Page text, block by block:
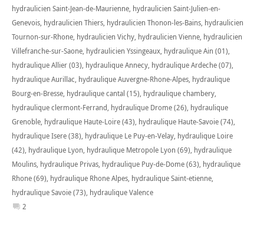
hydraulicien Saint-Jean-de-Maurienne, hydraulicien Saint-Julien-en-
Genevois, hydraulicien Thiers, hydraulicien Thonon-les-Bains, hydraulicien
Tournon-sur-Rhone, hydraulicien Vichy, hydraulicien Vienne, hydraulicien
Villefranche-sur-Saone, hydraulicien Yssingeaux, hydraulique Ain (01),
hydraulique Allier (03), hydraulique Annecy, hydraulique Ardeche (07),
hydraulique Aurillac, hydraulique Auvergne-Rhone-Alpes, hydraulique
Bourg-en-Bresse, hydraulique cantal (15), hydraulique chambery,
hydraulique clermont-Ferrand, hydraulique Drome (26), hydraulique
Grenoble, hydraulique Haute-Loire (43), hydraulique Haute-Savoie (74),
hydraulique Isere (38), hydraulique Le Puy-en-Velay, hydraulique Loire
(42), hydraulique Lyon, hydraulique Metropole Lyon (69), hydraulique
Moulins, hydraulique Privas, hydraulique Puy-de-Dome (63), hydraulique
Rhone (69), hydraulique Rhone Alpes, hydraulique Saint-etienne,
hydraulique Savoie (73), hydraulique Valence
2